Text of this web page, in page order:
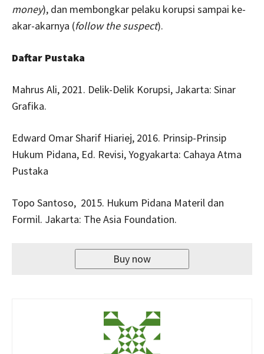
money), dan membongkar pelaku korupsi sampai ke-
akar-akarnya (follow the suspect).
Daftar Pustaka
Mahrus Ali, 2021. Delik-Delik Korupsi, Jakarta: Sinar
Grafika.
Edward Omar Sharif Hiariej, 2016. Prinsip-Prinsip
Hukum Pidana, Ed. Revisi, Yogyakarta: Cahaya Atma
Pustaka
Topo Santoso, 2015. Hukum Pidana Materil dan
Formil. Jakarta: The Asia Foundation.
Buy now